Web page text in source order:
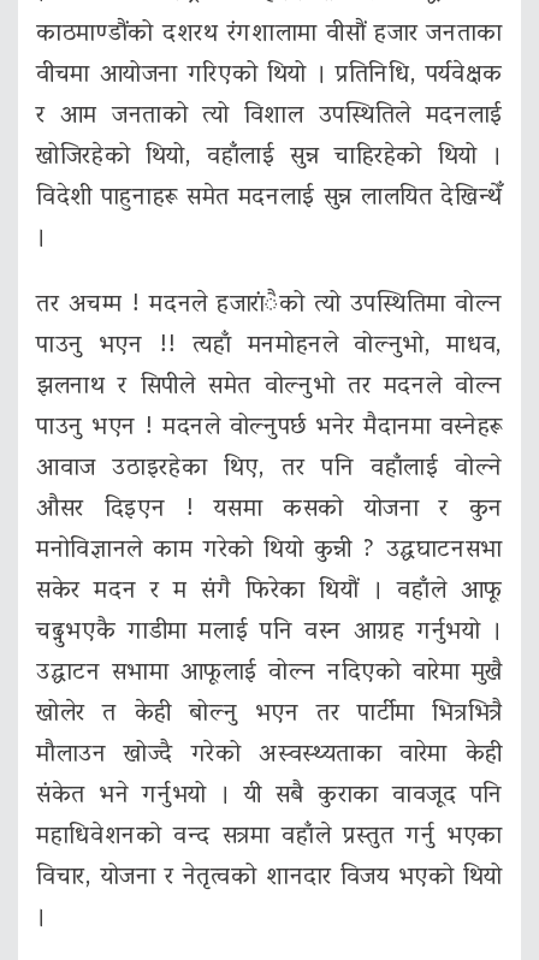
काठमाण्डौंको दशरथ रंगशालामा वीसौं हजार जनताका
वीचमा आयोजना गरिएको थियो । प्रतिनिधि, पर्यवेक्षक
र आम जनताको त्यो विशाल उपस्थितिले मदनलाई
खोजिरहेको थियो, वहाँलाई सुन्न चाहिरहेको थियो ।
विदेशी पाहुनाहरू समेत मदनलाई सुन्न लालयित देखिन्थेँ
।
तर अचम्म ! मदनले हजारांैको त्यो उपस्थितिमा वोल्न
पाउनु भएन !! त्यहाँ मनमोहनले वोल्नुभो, माधव,
झलनाथ र सिपीले समेत वोल्नुभो तर मदनले वोल्न
पाउनु भएन ! मदनले वोल्नुपर्छ भनेर मैदानमा वस्नेहरू
आवाज उठाइरहेका थिए, तर पनि वहाँलाई वोल्ने
औसर दिइएन ! यसमा कसको योजना र कुन
मनोविज्ञानले काम गरेको थियो कुन्नी ? उद्घघाटनसभा
सकेर मदन र म संगै फिरेका थियौं । वहाँले आफू
चढ्नुभएकै गाडीमा मलाई पनि वस्न आग्रह गर्नुभयो ।
उद्घाटन सभामा आफूलाई वोल्न नदिएको वारेमा मुखै
खोलेर त केही बोल्नु भएन तर पार्टीमा भित्रभित्रै
मौलाउन खोज्दै गरेको अस्वस्थ्यताका वारेमा केही
संकेत भने गर्नुभयो । यी सबै कुराका वावजूद पनि
महाधिवेशनको वन्द सत्रमा वहाँले प्रस्तुत गर्नु भएका
विचार, योजना र नेतृत्वको शानदार विजय भएको थियो
।